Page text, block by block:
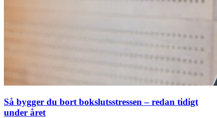
Så bygger du bort bokslutsstressen – redan tidigt
under året